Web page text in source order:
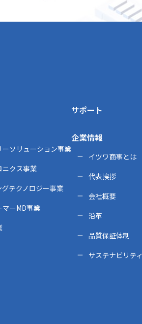
ーソリューション事業
ニクス事業
グテクノロジー事業
マーMD事業
サポート
企業情報
イツワ商事とは
代表挨拶
会社概要
沿革
品質保証体制
サステナビリティ